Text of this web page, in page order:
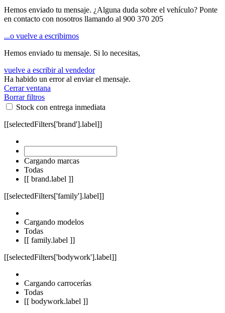
Hemos enviado tu mensaje. ¿Alguna duda sobre el vehículo? Ponte
en contacto con nosotros llamando al 900 370 205
...o vuelve a escribirnos
Hemos enviado tu mensaje. Si lo necesitas,
vuelve a escribir al vendedor
Ha habido un error al enviar el mensaje.
Cerrar ventana
Borrar filtros
Stock con entrega inmediata
[[selectedFilters['brand'].label]]
Cargando marcas
Todas
[[ brand.label ]]
[[selectedFilters['family'].label]]
Cargando modelos
Todas
[[ family.label ]]
[[selectedFilters['bodywork'].label]]
Cargando carrocerías
Todas
[[ bodywork.label ]]